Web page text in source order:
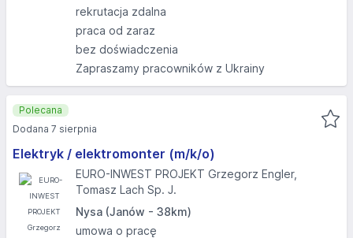
rekrutacja zdalna
praca od zaraz
bez doświadczenia
Zapraszamy pracowników z Ukrainy
Elektryk / elektromonter (m/k/o)
EURO-INWEST PROJEKT Grzegorz Engler,
Tomasz Lach Sp. J.
Nysa (Janów - 38km)
umowa o pracę
Polecana
Dodana 7 sierpnia